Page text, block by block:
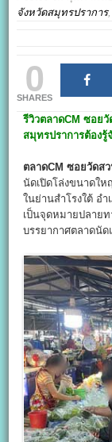
จังหวัดสมุทรปราการ,
0
SHARES
รีวิวตลาดCMซอยวั
สมุทรปราการต้องรู้
ตลาดCMซอยวัดส
นัดเปิดโล่งขนาดใ
ในย่านสำโรงใต้ อ
เป็นจุดหมายปลาย
บรรยากาศตลาดนั